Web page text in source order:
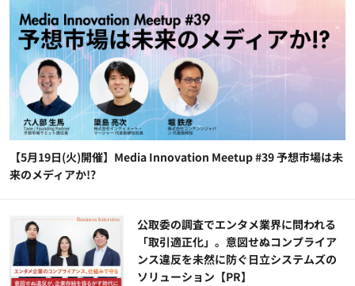
【5月19日(火)開催】Media Innovation Meetup #39 予想市場は未
来のメディアか!?
公​​取委の調査でエンタメ業界に問われる
「取引適正化」。意図せぬコンプライア
ンス違反を未然に防ぐ日立システムズの
ソリューション​【PR】